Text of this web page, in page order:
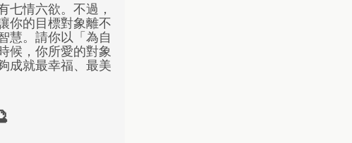
七情六欲。不過，
你的目標對象離不
慧。請你以「為自
候，你所愛的對象
成就最幸福、最美